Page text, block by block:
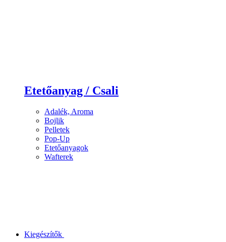
Etetőanyag / Csali
Adalék, Aroma
Bojlik
Pelletek
Pop-Up
Etetőanyagok
Wafterek
Kiegészítők